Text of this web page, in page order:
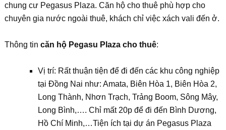
chung cư Pegasus Plaza. Căn hộ cho thuê phù hợp cho
chuyên gia nước ngoài thuê, khách chỉ việc xách vali đến ở.
Thông tin căn hộ Pegasu Plaza cho thuê:
Vị trí: Rất thuận tiện để đi đến các khu công nghiệp
tại Đồng Nai như: Amata, Biên Hòa 1, Biên Hòa 2,
Long Thành, Nhơn Trạch, Trảng Boom, Sông Mây,
Long Bình,…. Chỉ mất 20p để đi đến Bình Dương,
Hồ Chí Minh,…Tiện ích tại dự án Pegasus Plaza